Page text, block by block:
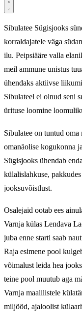
Sibulatee Sügisjooks
korraldajatele väga
ilu. Peipsiääre valla
meil ammune unistus
ühendaks aktiivse
Sibulateel ei olnud seni
ürituse loomine
Sibulatee on tuntud
omanäolise kogukonna
Sügisjooks ühendab
külalislahkuse,
jooksuvõistlust.
Osalejaid ootab ees
Varnja külas Lendava
juba enne starti saab
Raja esimene pool
võimalust leida hea
teine pool muutub aga
Varnja maalilistele
miljööd, ajaloolist